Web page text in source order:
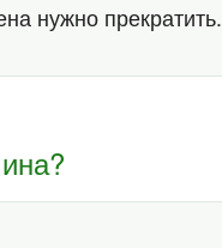
нужно прекратить.